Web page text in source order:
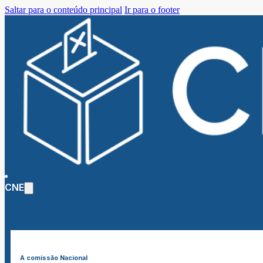
Saltar para o conteúdo principal Ir para o footer
CNE
A comissão Nacional